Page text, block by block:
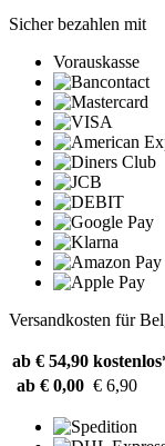
Sicher bezahlen mit
Vorauskasse
Versandkosten für
ab € 54,90
ab € 0,00 € 6,90